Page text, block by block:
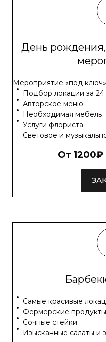
День
Мероприятие «под
Подбор локации за 24
Авторское меню
Необходимая мебель
Услуги флориста
Световое и
От 1200₽
Самые красивые
Фермерские продукты
Сочные стейки
Изысканные салаты и